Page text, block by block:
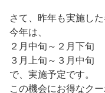
さて、昨年も実施した
今年は、
２月中旬～２月下
３月上旬～３月中
で、実施予定です。
この機会にお得なク